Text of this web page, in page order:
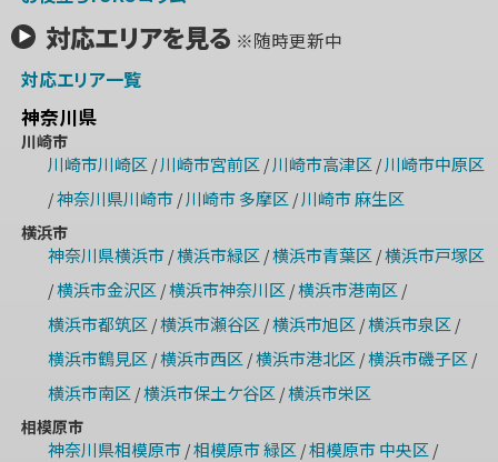
対応エリアを見る ※随時更新中
対応エリア一覧
神奈川県
川崎市
川崎市川崎区 / 川崎市宮前区 / 川崎市高津区 / 川崎市中原区
/神奈川県川崎市/ 川崎市 多摩区 / 川崎市 麻生区
横浜市
神奈川県横浜市/横浜市緑区 /横浜市青葉区 /横浜市戸塚区
/横浜市金沢区 /横浜市神奈川区 /横浜市港南区 /
横浜市都筑区 /横浜市瀬谷区 /横浜市旭区 /横浜市泉区 /
横浜市鶴見区 /横浜市西区 /横浜市港北区 /横浜市磯子区 /
横浜市南区 /横浜市保土ケ谷区 /横浜市栄区
相模原市
神奈川県相模原市/相模原市 緑区 /相模原市 中央区 /